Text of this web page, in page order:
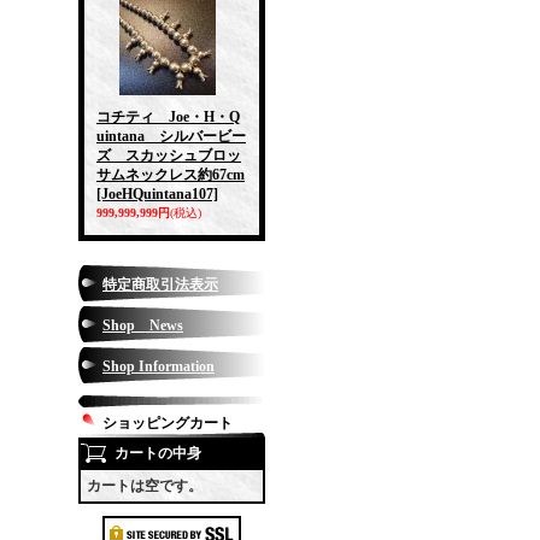
コチティ Joe・H・Q
uintana シルバービー
ズ スカッシュブロッ
サムネックレス約67cm
[JoeHQuintana107]
999,999,999円(税込)
特定商取引法表示
Shop News
Shop Information
ショッピングカート
カートの中身
カートは空です。